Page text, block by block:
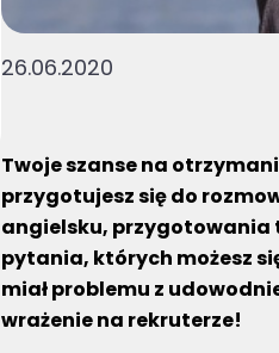
26.06.2020
Twoje szanse na
przygotujesz się do
angielsku, przygotowania
pytania, których możesz
miał problemu z
wrażenie na rekruterze!